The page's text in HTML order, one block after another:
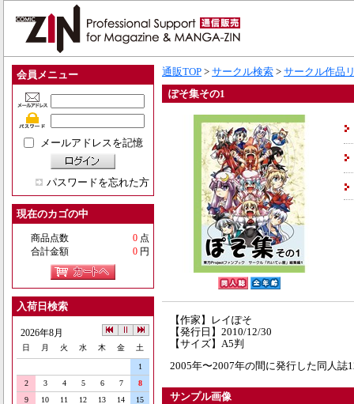
会員メニュー
メールアドレスを記憶
パスワードを忘れた方
現在のカゴの中
商品点数 0 点
合計金額
0 円
入荷日検索
2026年8月
日 月 火 水 木 金 土
1
2
3 4 5 6 7
8
9
10 11 12 13 14
15
通販TOP > サークル検索 > サークル作品
ぽそ集その1
【作家】レイぽそ
【発行日】2010/12/30
【サイズ】A5判
2005年〜2007年の間に発行した同人
サンプル画像